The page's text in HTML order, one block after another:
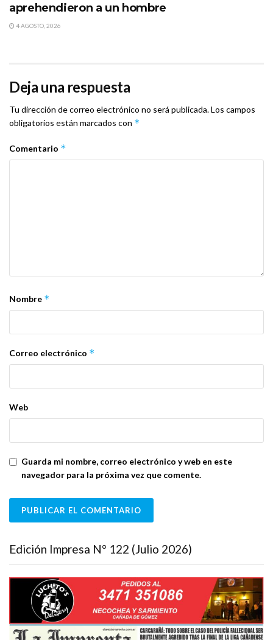
aprehendieron a un hombre
4 AGOSTO, 2026
Deja una respuesta
Tu dirección de correo electrónico no será publicada.Los campos
obligatorios están marcados con *
Comentario *
Nombre *
Correo electrónico *
Web
Guarda mi nombre, correo electrónico y web en este
navegador para la próxima vez que comente.
Edición Impresa N° 122 (Julio 2026)